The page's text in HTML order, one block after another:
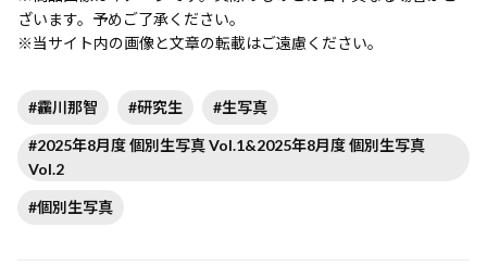
ざいます。予めご了承ください。
※当サイト内の画像と文章の転載はご遠慮ください。
#靏川那智 #研究生 #生写真
#2025年8月度 個別生写真 Vol.1&2025年8月度 個別生写真
Vol.2
#個別生写真